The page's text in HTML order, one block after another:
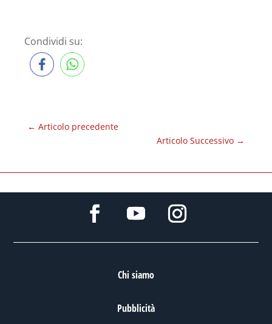
Condividi su:
← Articolo precedente
Articolo Successivo →
Chi siamo
Pubblicità